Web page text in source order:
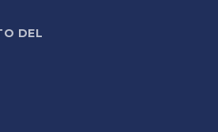
DEL